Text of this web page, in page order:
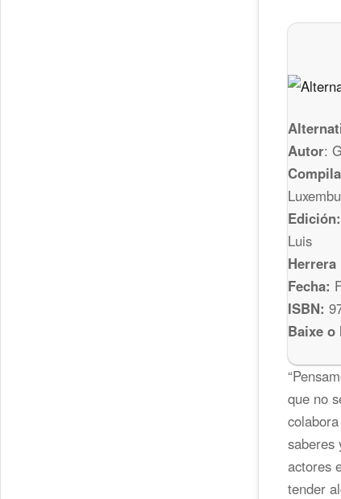
Autor:
Edición:
Luis
Herrera
Fecha:
ISBN:
Baixe
que no
saberes
actores
tender